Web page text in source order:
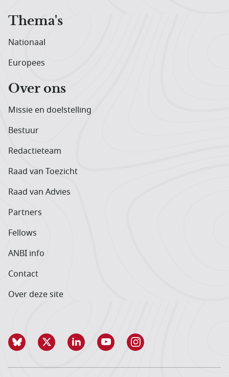
Thema's
Nationaal
Europees
Over ons
Missie en doelstelling
Bestuur
Redactieteam
Raad van Toezicht
Raad van Advies
Partners
Fellows
ANBI info
Contact
Over deze site